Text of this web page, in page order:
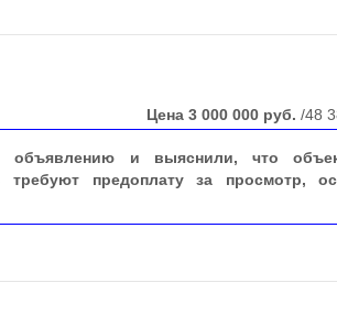
Цена3 000 000 руб. /48
и выяснили, что
предоплату за просмотр,